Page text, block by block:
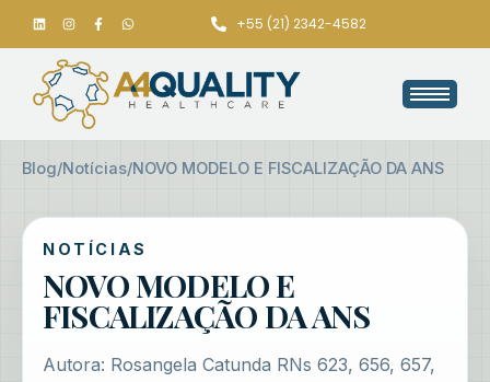
+55 (21) 2342-4582
Blog/Notícias/NOVO MODELO E FISCALIZAÇÃO DA ANS
NOTÍCIAS
NOVO MODELO E
FISCALIZAÇÃO DA ANS
Autora: Rosangela Catunda RNs 623, 656, 657,